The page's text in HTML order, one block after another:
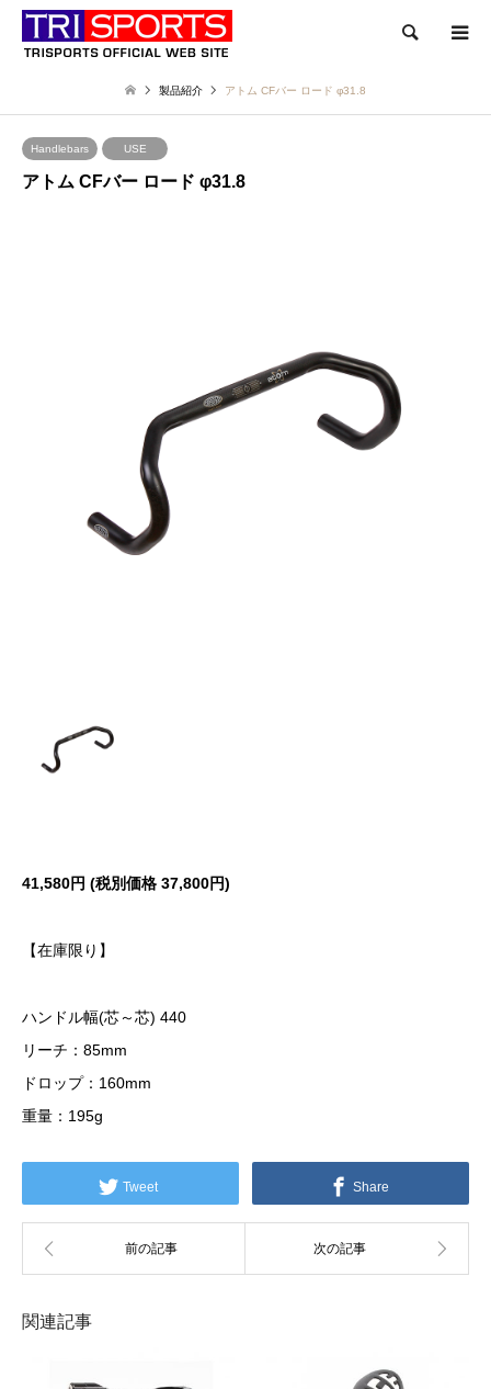
検索
製品紹介 アトム CFバー ロード φ31.8
Handlebars USE
アトム CFバー ロード φ31.8
41,580円 (税別価格 37,800円)
【在庫限り】
ハンドル幅(芯～芯) 440
リーチ：85mm
ドロップ：160mm
重量：195g
Tweet Share
関連記事